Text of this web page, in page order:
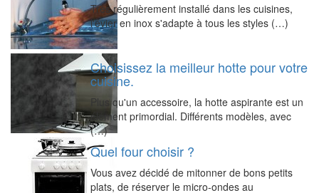
Très régulièrement installé dans les cuisines,
l'évier en inox s'adapte à tous les styles (…)
Choisissez la meilleur hotte pour votre
cuisine.
Plus qu'un accessoire, la hotte aspirante est un
élément primordial. Différents modèles, avec
(…)
Quel four choisir ?
Vous avez décidé de mitonner de bons petits
plats, de réserver le micro-ondes au